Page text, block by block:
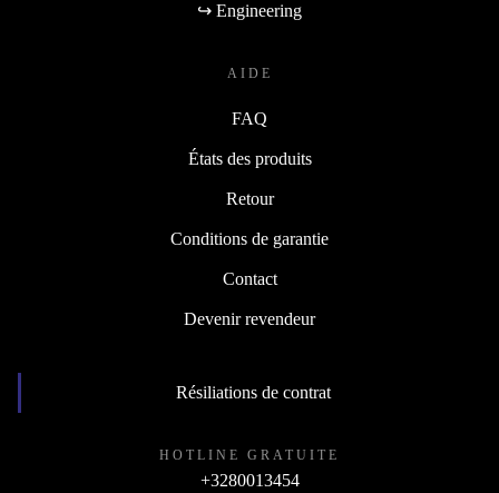
↪ Engineering
AIDE
FAQ
États des produits
Retour
Conditions de garantie
Contact
Devenir revendeur
Résiliations de contrat
HOTLINE GRATUITE
+3280013454